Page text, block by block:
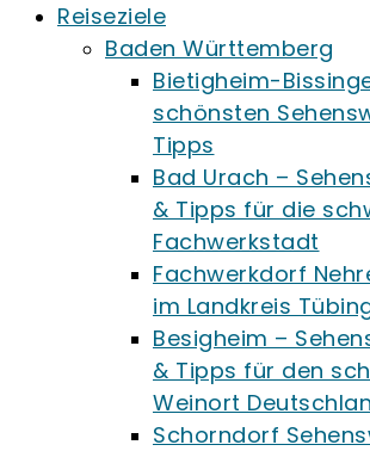
Reiseziele
Baden Württemberg
Bietigheim-
schönsten
Tipps
Bad Urach –
& Tipps für die
Fachwerkstadt
Fachwerkdorf
im Landkreis
Besigheim –
& Tipps für den
Weinort
Schorndorf